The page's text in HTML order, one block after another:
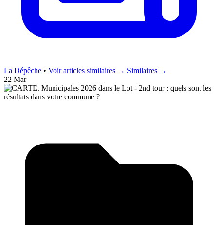
La Dépêche • Voir articles similaires → Similaires →
22 Mar